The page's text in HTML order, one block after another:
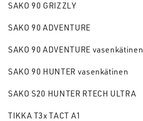
SAKO 90 GRIZZLY
SAKO 90 ADVENTURE
SAKO 90 ADVENTURE vasenkätinen
SAKO 90 HUNTER vasenkätinen
SAKO S20 HUNTER RTECH ULTRA
TIKKA T3x TACT A1